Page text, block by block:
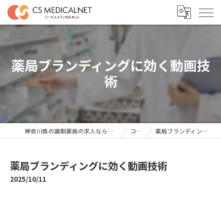
薬局ブランディングに効く動画技
術
神奈川県の調剤薬局の求人ならシーエスメディカルネット コラム 薬局ブランディングに効く動画技術
薬局ブランディングに効く動画技術
2025/10/11